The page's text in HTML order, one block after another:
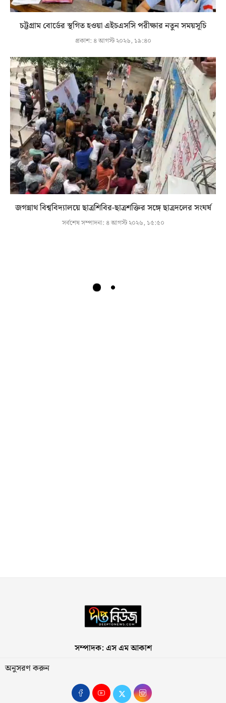
চট্টগ্রাম বোর্ডের স্থগিত হওয়া এইচএসসি পরীক্ষার নতুন সময়সূচি
প্রকাশ: ৪ আগস্ট ২০২৬, ১৯:৪০
জগন্নাথ বিশ্ববিদ্যালয়ে ছাত্রশিবির-ছাত্রশক্তির সঙ্গে ছাত্রদলের সংঘর্ষ
সর্বশেষ সম্পাদনা: ৪ আগস্ট ২০২৬, ১৫:৫০
সম্পাদক: এস এম আকাশ
অনুসরণ করুন